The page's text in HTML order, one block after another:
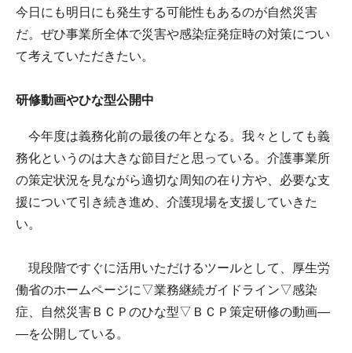
今日にも明日にも発生する可能性もあるのが自然災害
だ。ぜひ事業所全体で災害や感染症発症時の対策につい
て考えていただきたい。
研修動画やひな型公開中
今年度は義務化前の最後の年となる。我々としても義
務化というのは大きな節目だと思っている。介護事業所
の策定状況を見ながら適切な周知の在り方や、必要な支
援について引き続き進め、介護現場を支援していきた
い。
現段階ですぐに活用いただけるツールとして、厚生労
働省のホームページに▽業務継続ガイドライン▽感染
症、自然災害ＢＣＰのひな型▽ＢＣＰ策定研修の動画―
―を公開している。